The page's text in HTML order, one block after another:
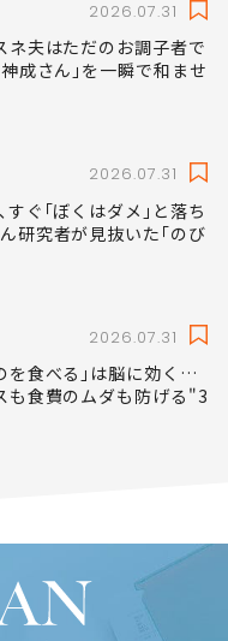
2026.07.31
ネ夫はただのお調子者で
成さん｣を一瞬で和ませ
2026.07.31
ぐ｢ぼくはダメ｣と落ち
研究者が見抜いた｢のび
2026.07.31
を食べる｣は脳に効く…
も食費のムダも防げる"3